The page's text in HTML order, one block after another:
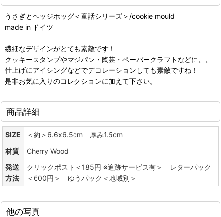
うさぎとヘッジホッグ＜童話シリーズ＞/cookie mould
made in ドイツ
繊細なデザインがとても素敵です！
クッキースタンプやマジパン・陶芸・ペーパークラフトなどに。。
仕上げにアイシングなどでデコレーションしても素敵ですね！
是非お気に入りのコレクションに加えて下さい。
商品詳細
SIZE
＜約＞6.6x6.5cm 厚み1.5cm
材質
Cherry Wood
発送
方法
クリックポスト＜185円 ※追跡サービス有＞ レターパック
＜600円＞ ゆうパック＜地域別＞
他の写真